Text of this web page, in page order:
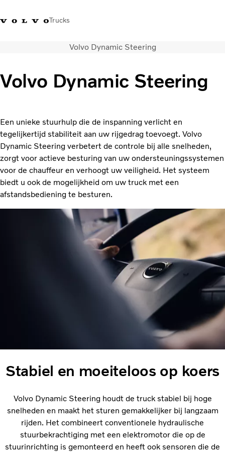
Trucks
Merchandise ShopInloggen Français
Transportoplossingen
Over ons
Pers en media
Contact
Energietransitie
Dealerlocator
Volvo Dynamic Steering
Volvo Dynamic Steering
Een unieke stuurhulp die de inspanning verlicht en
tegelijkertijd stabiliteit aan uw rijgedrag toevoegt. Volvo
Dynamic Steering verbetert de controle bij alle snelheden,
zorgt voor actieve besturing van uw ondersteuningssystemen
voor de chauffeur en verhoogt uw veiligheid. Het systeem
biedt u ook de mogelijkheid om uw truck met een
afstandsbediening te besturen.
Stabiel en moeiteloos op koers
Volvo Dynamic Steering houdt de truck stabiel bij hoge
snelheden en maakt het sturen gemakkelijker bij langzaam
rijden. Het combineert conventionele hydraulische
stuurbekrachtiging met een elektromotor die op de
stuurinrichting is gemonteerd en heeft ook sensoren die de